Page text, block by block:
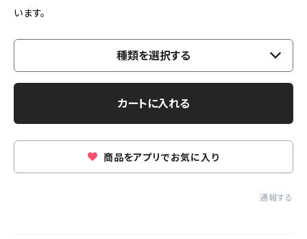
います。
種類を選択する
カートに入れる
商品をアプリでお気に入り
通報する